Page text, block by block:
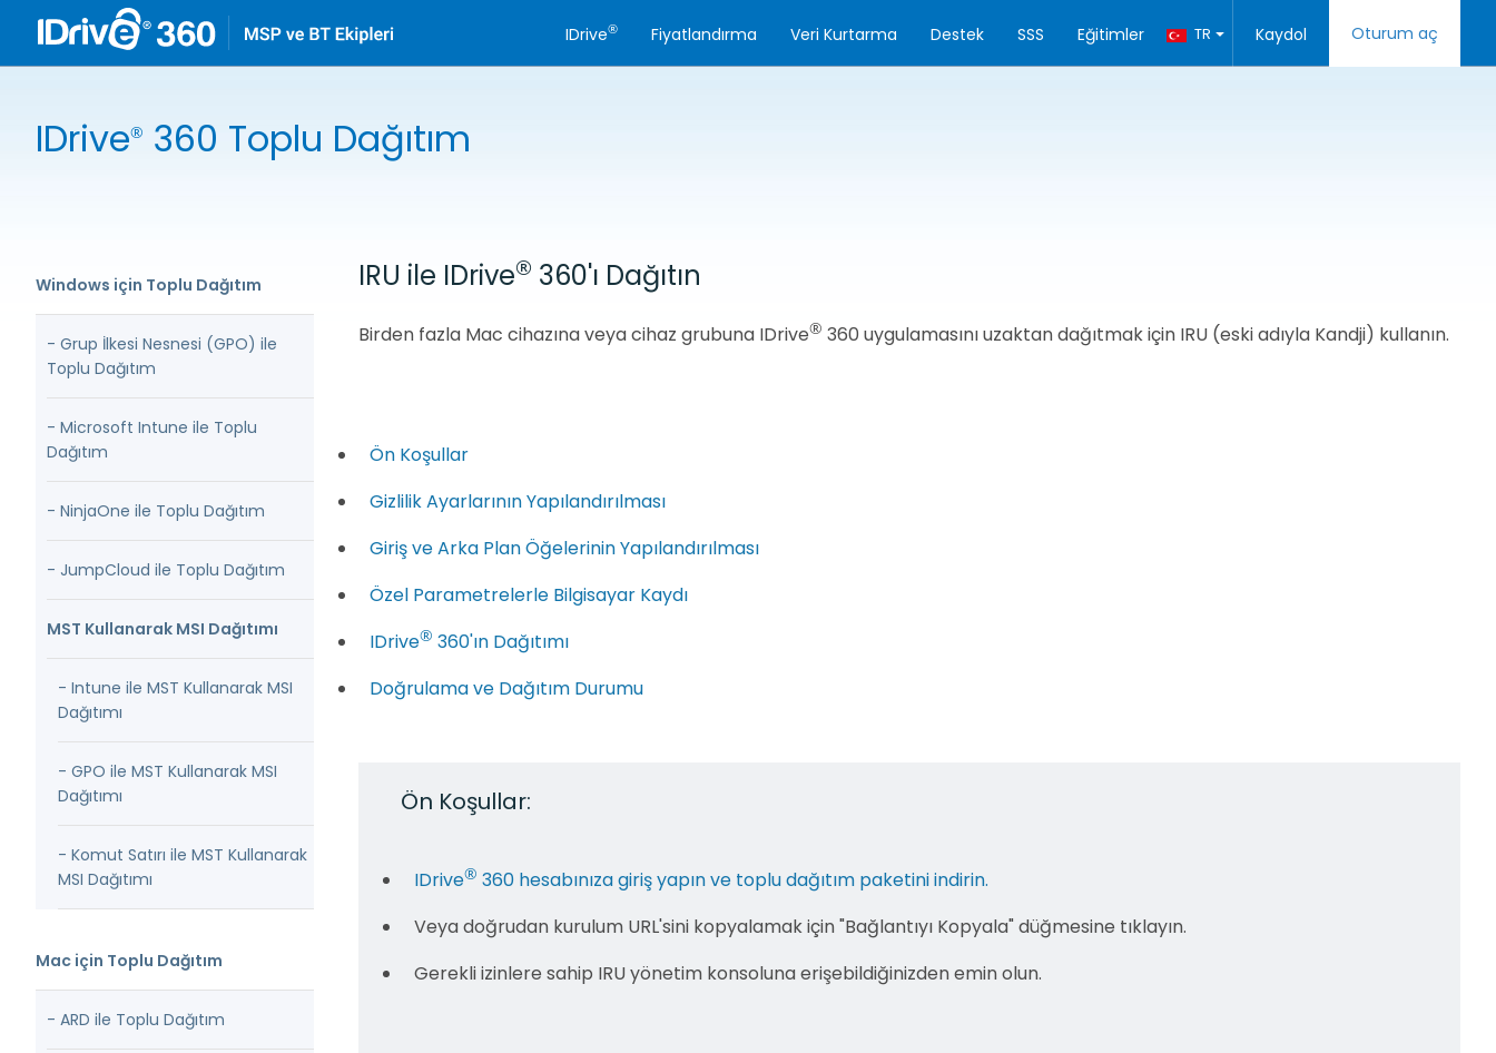
Kaydol Oturum aç
TR
IDrive® Fiyatlandırma Veri Kurtarma Destek SSS Eğitimler
IDrive® 360 Toplu Dağıtım
Windows için Toplu Dağıtım
- Grup İlkesi Nesnesi (GPO) ile
Toplu Dağıtım
- Microsoft Intune ile Toplu
Dağıtım
- NinjaOne ile Toplu Dağıtım
- JumpCloud ile Toplu Dağıtım
MST Kullanarak MSI Dağıtımı
- Intune ile MST Kullanarak MSI
Dağıtımı
- GPO ile MST Kullanarak MSI
Dağıtımı
- Komut Satırı ile MST Kullanarak
MSI Dağıtımı
Mac için Toplu Dağıtım
- ARD ile Toplu Dağıtım
IRU ile IDrive® 360'ı Dağıtın
Birden fazla Mac cihazına veya cihaz grubuna IDrive® 360 uygulamasını uzaktan dağıtmak için IRU (eski adıyla Kandji) kullanın.
Ön Koşullar
Gizlilik Ayarlarının Yapılandırılması
Giriş ve Arka Plan Öğelerinin Yapılandırılması
Özel Parametrelerle Bilgisayar Kaydı
IDrive® 360'ın Dağıtımı
Doğrulama ve Dağıtım Durumu
Ön Koşullar:
IDrive® 360 hesabınıza giriş yapın ve toplu dağıtım paketini indirin.
Veya doğrudan kurulum URL'sini kopyalamak için "Bağlantıyı Kopyala" düğmesine tıklayın.
Gerekli izinlere sahip IRU yönetim konsoluna erişebildiğinizden emin olun.